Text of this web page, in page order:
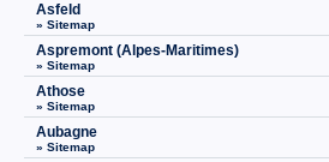
Asfeld
» Sitemap
Aspremont (Alpes-Maritimes)
» Sitemap
Athose
» Sitemap
Aubagne
» Sitemap